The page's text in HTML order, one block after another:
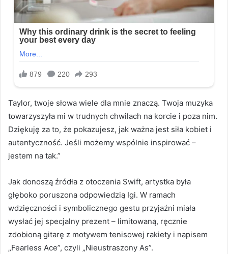
Taylor, twoje słowa wiele dla mnie znaczą. Twoja muzyka
towarzyszyła mi w trudnych chwilach na korcie i poza nim.
Dziękuję za to, że pokazujesz, jak ważna jest siła kobiet i
autentyczność. Jeśli możemy wspólnie inspirować –
jestem na tak.”
Jak donoszą źródła z otoczenia Swift, artystka była
głęboko poruszona odpowiedzią Igi. W ramach
wdzięczności i symbolicznego gestu przyjaźni miała
wysłać jej specjalny prezent – limitowaną, ręcznie
zdobioną gitarę z motywem tenisowej rakiety i napisem
„Fearless Ace”, czyli „Nieustraszony As”.